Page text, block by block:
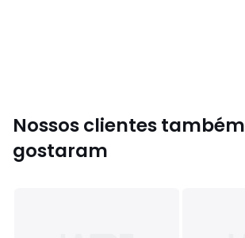
Nossos clientes também
gostaram